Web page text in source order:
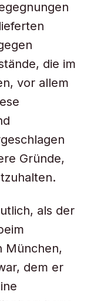
die im
vor allem
Gründe,
als der
München,
dem er